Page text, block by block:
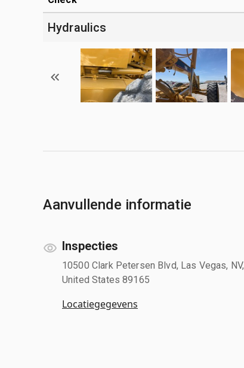
Hydraulics
Aanvullende informatie
Inspecties
10500 Clark Petersen Blvd, Las Vegas, NV,
United States 89165
Locatiegegevens